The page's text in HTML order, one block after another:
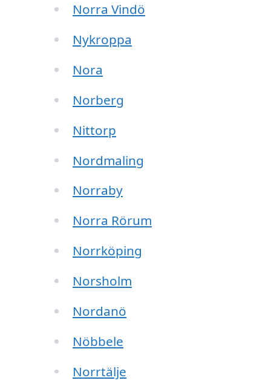
Norra Vindö
Nykroppa
Nora
Norberg
Nittorp
Nordmaling
Norraby
Norra Rörum
Norrköping
Norsholm
Nordanö
Nöbbele
Norrtälje